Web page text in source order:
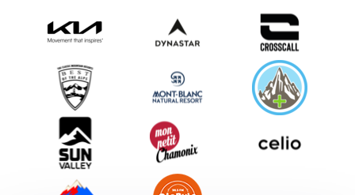
Proposez votre évènement
Service groupes et séminaires
Téléchargements
Tourisme et handicap